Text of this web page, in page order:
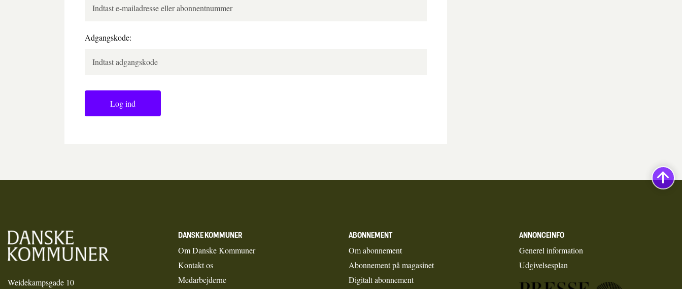
Adgangskode:
Log ind
Weidekampsgade 10
DANSKE KOMMUNER
Om Danske Kommuner
Kontakt os
Medarbejderne
ABONNEMENT
Om abonnement
Abonnement på magasinet
Digitalt abonnement
ANNONCEINFO
Generel information
Udgivelsesplan